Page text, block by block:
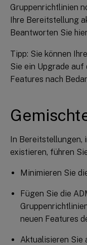
Gruppenrichtlinien
Ihre Bereitstellung
Beantworten Sie
Tipp: Sie können
Sie ein Upgrade auf
Features nach
In Bereitstellungen,
existieren, führen
Minimieren Sie
Fügen Sie die
neuen Features
Aktualisieren Sie